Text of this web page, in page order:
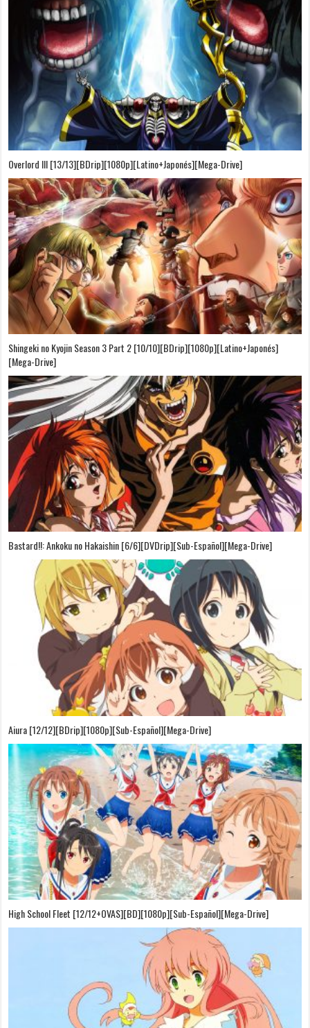
Overlord III [13/13][BDrip][1080p][Latino+Japonés][Mega-Drive]
Shingeki no Kyojin Season 3 Part 2 [10/10][BDrip][1080p][Latino+Japonés]
[Mega-Drive]
Bastard!!: Ankoku no Hakaishin [6/6][DVDrip][Sub-Español][Mega-Drive]
Aiura [12/12][BDrip][1080p][Sub-Español][Mega-Drive]
High School Fleet [12/12+OVAS][BD][1080p][Sub-Español][Mega-Drive]